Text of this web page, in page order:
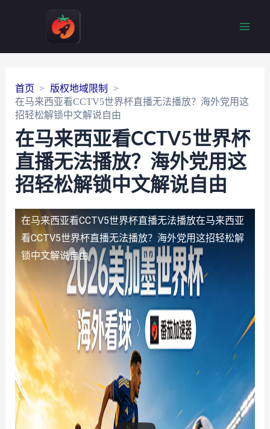
首页
版权地域限制
在马来西亚看CCTV5世界杯直播无法播放？海外党用这
招轻松解锁中文解说自由
在马来西亚看CCTV5世界杯
直播无法播放？海外党用这
招轻松解锁中文解说自由
在马来西亚看CCTV5世界杯直播无法播放在马来西亚
看CCTV5世界杯直播无法播放？海外党用这招轻松解
锁中文解说自由